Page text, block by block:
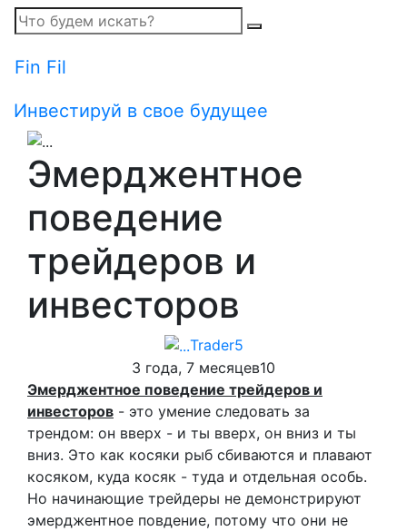
Fin Fil
Инвестируй в свое будущее
Эмерджентное
поведение
трейдеров и
инвесторов
Trader5
3 года, 7 месяцев10
Эмерджентное поведение трейдеров и
инвесторов - это умение следовать за
трендом: он вверх - и ты вверх, он вниз и ты
вниз. Это как косяки рыб сбиваются и плавают
косяком, куда косяк - туда и отдельная особь.
Но начинающие трейдеры не демонстрируют
эмерджентное повдение, потому что они не